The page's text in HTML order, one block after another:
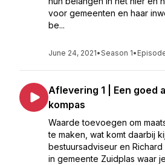
voor gemeenten en haar
be...
June 24, 2021•Season 1•
Aflevering 1 | Een goed
kompas
Waarde toevoegen om
te maken, wat komt daarbij
bestuursadviseur en
in gemeente Zuidplas waar